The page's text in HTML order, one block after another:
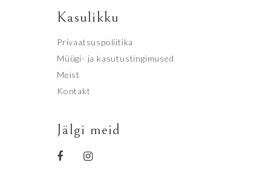
Kasulikku
Privaatsuspoliitika
Müügi- ja kasutustingimused
Meist
Kontakt
Jälgi meid